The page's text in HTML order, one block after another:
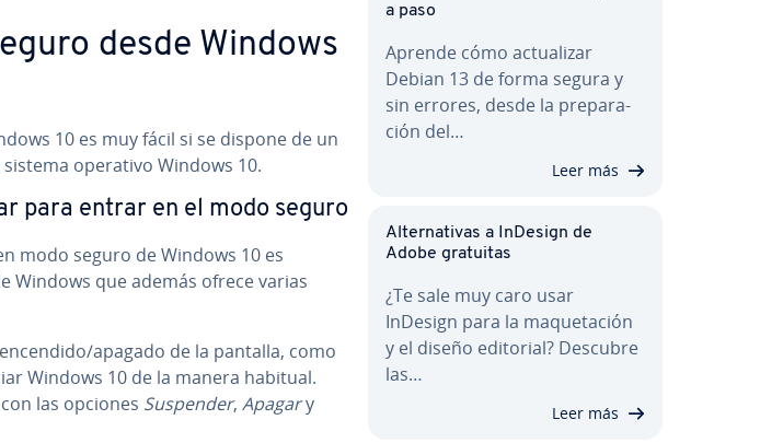
desde Windows
10 es muy fácil si se dispone de un
operativo Windows 10.
para entrar en el modo seguro
modo seguro de Windows 10 es
Windows que además ofrece varias
apagado de la pantalla, como
Windows 10 de la manera habitual.
las opciones Suspender, Apagary
a paso
Aprende cómo ac­tua­li­zar
Debian 13 de forma segura y
sin errores, desde la pre­pa­ra­
ción del…
Leer más
Al­te­r­na­ti­vas a InDesign de
Adobe gratuitas
¿Te sale muy caro usar
InDesign para la ma­que­ta­ción
y el diseño editorial? Descubre
las…
Leer más